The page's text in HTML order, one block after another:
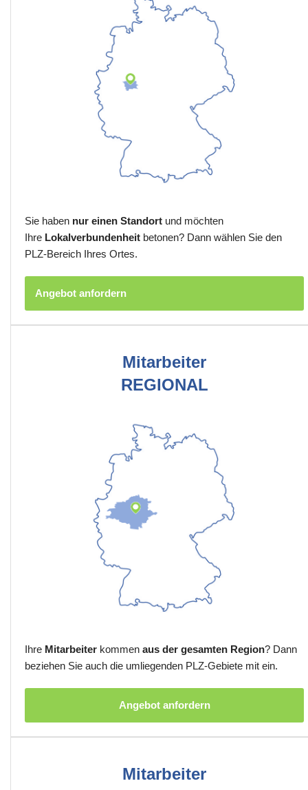
Sie haben nur einen Standort und möchten
Ihre Lokalverbundenheit betonen? Dann wählen Sie den
PLZ-Bereich Ihres Ortes.
Angebot anfordern
Mitarbeiter
REGIONAL
Ihre Mitarbeiter kommen aus der gesamten Region? Dann
beziehen Sie auch die umliegenden PLZ-Gebiete mit ein.
Angebot anfordern
Mitarbeiter